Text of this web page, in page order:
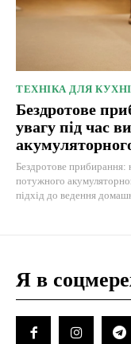
ТЕХНІКА ДЛЯ КУХНІ
Бездротове
увагу під час
Бездротове прибирання:
потужного
підхід до ведення
Я в